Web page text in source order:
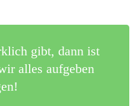
gibt, dann ist
alles aufgeben